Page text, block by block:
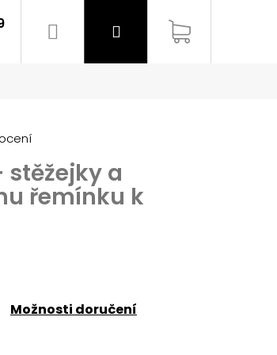
PřihlášeníNákupní
stěžejky a
řemínku k
Možnosti doručení